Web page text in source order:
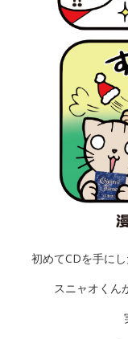
初めてCDを手に
スニャオくん